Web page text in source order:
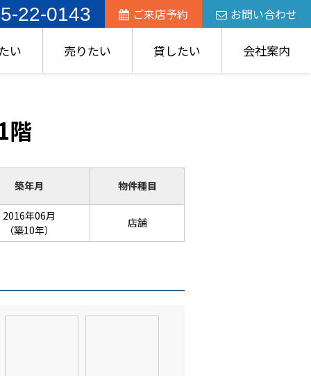
22-0143 ご来店予約 お問い合わせ
い 売りたい 貸したい 会社案内
階
築年月 物件種目
2016年06月
（築10年）
店舗